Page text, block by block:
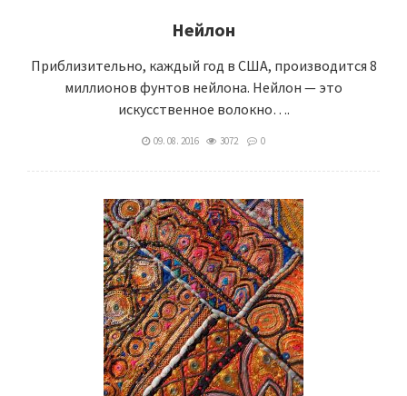
Нейлон
Приблизительно, каждый год в США, производится 8
миллионов фунтов нейлона. Нейлон — это
искусственное волокно….
09. 08. 2016 3072 0